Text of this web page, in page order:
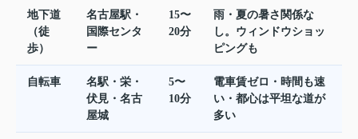
地下道
（徒
歩）
名古屋駅・
国際センタ
ー
15〜
20分
雨・夏の暑さ関係な
し。ウィンドウショッ
ピングも
自転車
名駅・栄・
伏見・名古
屋城
5〜
10分
電車賃ゼロ・時間も速
い・都心は平坦な道が
多い